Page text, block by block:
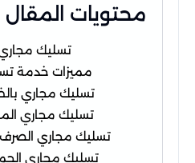
محتويات المقال
تسليك
مميزات خدمة
تسليك مجاري
تسليك مجاري
تسليك مجاري
تسليك مجاري